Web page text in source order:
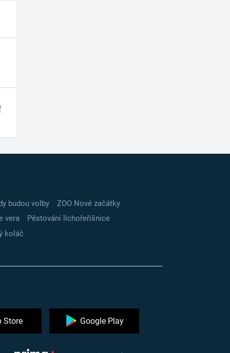
budou volby
ZOO Nové začátky
vera
Pěstování lichořeřišnice
koláč
Store Google Play